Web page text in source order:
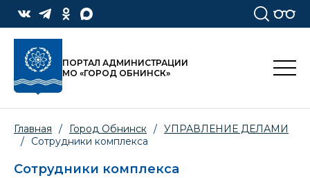
ПОРТАЛ АДМИНИСТРАЦИИ
МО «ГОРОД ОБНИНСК»
Главная / Город Обнинск / УПРАВЛЕНИЕ ДЕЛАМИ
/
Сотрудники комплекса
Сотрудники комплекса